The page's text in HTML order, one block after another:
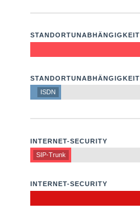
STANDORTUNABHÄNGIGKEIT
STANDORTUNABHÄNGIGKEIT
ISDN
INTERNET-SECURITY
SIP-Trunk
INTERNET-SECURITY